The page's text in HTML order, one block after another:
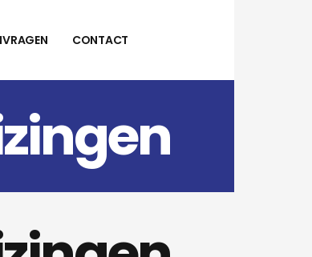
CONTACT